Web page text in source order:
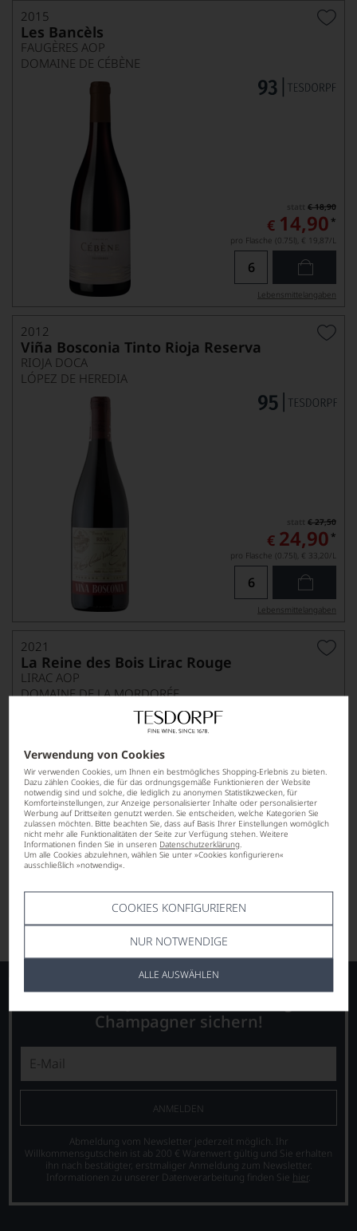
Verwendung von Cookies
Wir verwenden Cookies, um Ihnen ein bestmögliches Shopping-Erlebnis zu bieten.
Dazu zählen Cookies, die für das ordnungsgemäße Funktionieren der Website
notwendig sind und solche, die lediglich zu anonymen Statistikzwecken, für
Komforteinstellungen, zur Anzeige personalisierter Inhalte oder personalisierter
Werbung auf Drittseiten genutzt werden. Sie entscheiden, welche Kategorien Sie
zulassen möchten. Bitte beachten Sie, dass auf Basis Ihrer Einstellungen womöglich
nicht mehr alle Funktionalitäten der Seite zur Verfügung stehen. Weitere
Informationen finden Sie in unseren Datenschutzerklärung.
Um alle Cookies abzulehnen, wählen Sie unter »Cookies konfigurieren«
ausschließlich »notwendig«.
COOKIES KONFIGURIEREN
NUR NOTWENDIGE
ALLE AUSWÄHLEN
2015
Les Bancèls
FAUGÈRES AOP
DOMAINE DE CÉBÈNE
€ 18,90
€ 14,90 *
pro Flasche (0.75l), € 19,87/L
Lebensmittel­angaben
2012
Viña Bosconia Tinto Rioja Reserva
RIOJA DOCA
LÓPEZ DE HEREDIA
€ 27,50
€ 24,90 *
pro Flasche (0.75l), € 33,20/L
Lebensmittel­angaben
2021
La Reine des Bois Lirac Rouge
LIRAC AOP
DOMAINE DE LA MORDORÉE
nur noch 1 Flasche verfügbar
statt
€21,90
Lebensmittel­angaben
Champagner sichern!
ANMELDEN
Abmeldung vom Newsletter jederzeit möglich. Ihr
Willkommensgutschein ist ab 200 € Warenwert gültig und Sie erhalten
ihn nach bestätigter, erstmaliger Anmeldung zum Newsletter.
Informationen zu unserer Datenverarbeitung finden Sie hier.